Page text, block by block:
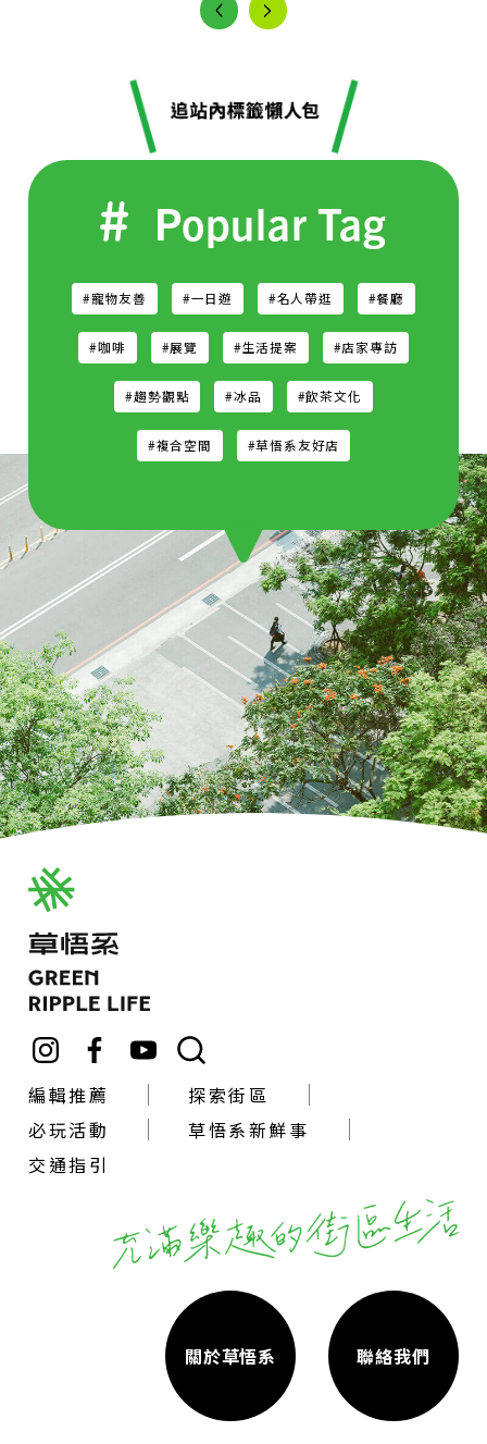
Popular Tag
#寵物友善 #一日遊 #名人帶逛 #餐廳
#咖啡 #展覽 #生活提案 #店家專訪
#趨勢觀點 #冰品 #飲茶文化
#複合空間 #草悟系友好店
編輯推薦
探索街區
必玩活動
草悟系新鮮事
交通指引
關於草悟系 聯絡我們